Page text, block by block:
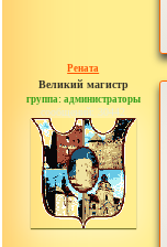
Рената
Великий магистр
группа: администраторы
сообщений: 30442